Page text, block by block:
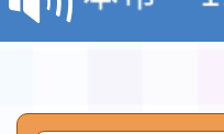
程安排
「桃園
展演活
社團法